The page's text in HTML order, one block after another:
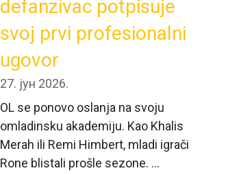
defanzivac potpisuje
svoj prvi profesionalni
ugovor
27. јун 2026.
OL se ponovo oslanja na svoju
omladinsku akademiju. Kao Khalis
Merah ili Remi Himbert, mladi igrači
Rone blistali prošle sezone. ...